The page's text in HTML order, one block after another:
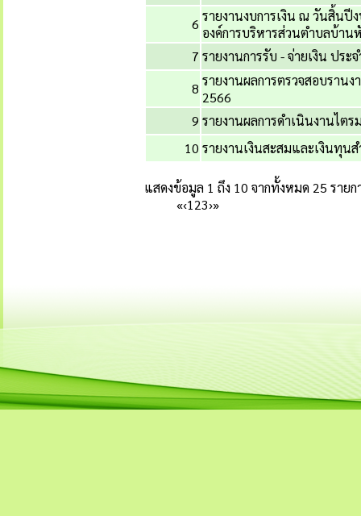
6 รายงานงบการเงิน ณ วันสิ้น
องค์การบริหารส่วนตำบลบ้าน
7 รายงานการรับ - จ่ายเงิน ปร
8 รายงานผลการตรวจสอบราน
2566
9 รายงานผลการดำเนินงานไต
10 รายงานเงินสะสมและเงินทุน
แสดงข้อมูล 1 ถึง 10 จากทั้งหมด 25 รายก
«‹123›»